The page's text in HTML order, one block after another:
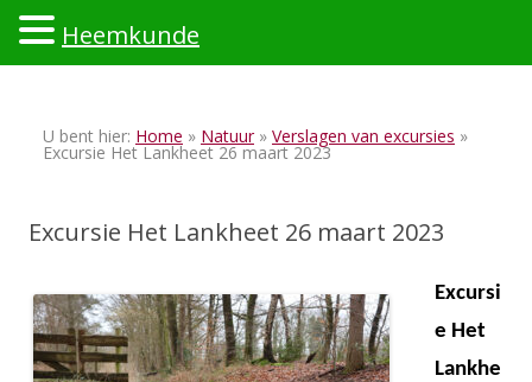
U bent hier: Home » Natuur» Verslagen van excursies »
Excursie Het Lankheet 26 maart 2023
Excursie Het Lankheet 26 maart 2023
Excursi
e Het
Lankhe
Heemkunde